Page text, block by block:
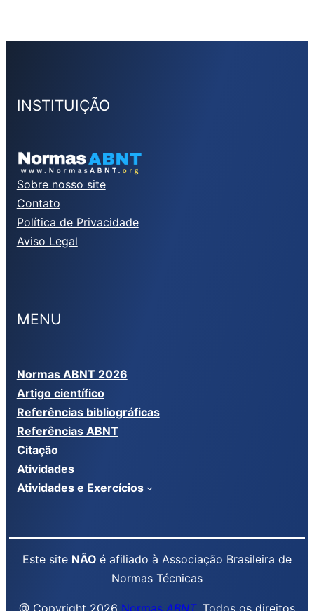
INSTITUIÇÃO
Sobre nosso site
Contato
Política de Privacidade
Aviso Legal
MENU
Normas ABNT 2026
Artigo científico
Referências bibliográficas
Referências ABNT
Citação
Atividades
Atividades e Exercícios
Este site NÃO é afiliado à Associação Brasileira de
Normas Técnicas